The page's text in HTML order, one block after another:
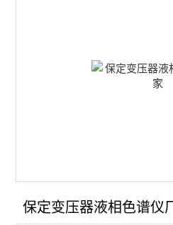
保定变压器液相色谱仪